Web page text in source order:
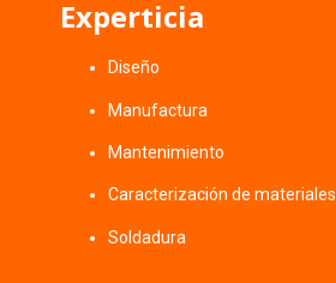
Experticia
Diseño
Manufactura
Mantenimiento
Caracterización de materiales
Soldadura